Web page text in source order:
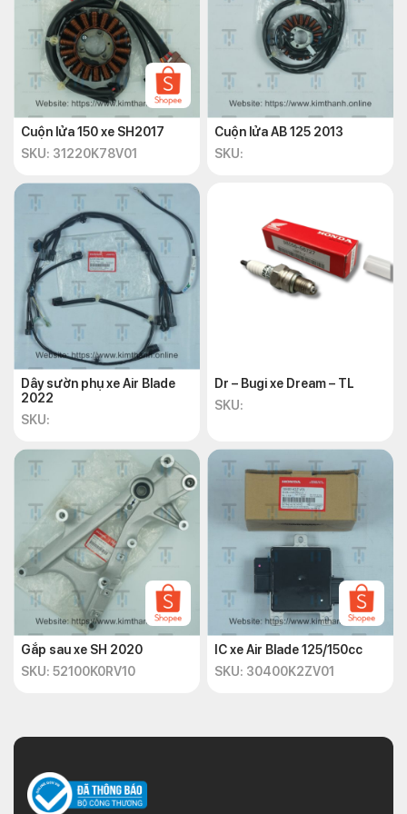
Dấu hiệu cuộn lửa bị hư hỏng
Nhưng làm sao để biết khi nào cần thay cuộn lửa cho xe máy
của bạn? Dưới đây là một số dấu hiệu tuổi thọ của cuộn lửa đã
bị giảm:
Khó khởi động: Khi cuộn lửa không tạo ra được tia lửa
bị ảnh hưởng và làm cho động cơ khó khởi động. Bạn có
thể phải bấm nổ nhiều lần mới có thể khởi động được xe
máy.
Rung giật, ngắt máy: Khi cuộn lửa bị hỏng, tia lửa điện sẽ
không đủ để duy trì quá trình đốt cháy nhiên liệu một
cách liên tục và đều.
Tiêu hao nhiên liệu: Khi cuộn lửa bị hỏng, quá trình đốt
cháy nhiên liệu sẽ không hiệu quả và làm cho xe máy tiêu
hao nhiên liệu nhiều hơn. Bạn có thể nhận thấy xe máy
của bạn cần phải đổ xăng thường xuyên hơn bình
Kiểm tra và thay cuộn dây máy phát điện
AB 2022
Kiểm tra cuộn lửa xe AB 2022
Nếu bạn nhận thấy các dấu hiệu của cuộn lửa hỏng, bạn nên
thay cuộn lửa cho xe máy của bạn càng sớm càng tốt. Việc này
sẽ giúp bạn cải thiện hiệu suất và tiết kiệm nhiên liệu của xe
máy, cũng như tránh những rủi ro về an toàn khi vận hành.
Bước 3: Lắp cuộn lửa mới vào vị trí của cuộn lửa cũ và
siết chặt ốc vít.
Cuộn lửa 150 xe SH2017
SKU: 31220K78V01
Cuộn lửa AB 125 2013
SKU:
Dây sườn phụ xe Air Blade
2022
SKU:
Dr – Bugi xe Dream – TL
SKU:
Gắp sau xe SH 2020
SKU: 52100K0RV10
IC xe Air Blade 125/150cc
SKU: 30400K2ZV01